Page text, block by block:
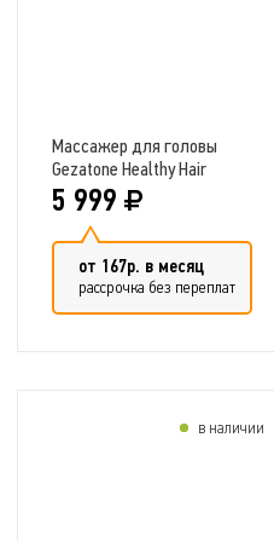
Массажер для головы
Gezatone Healthy Hair
System HS575
5 999
от 167р. в месяц
рассрочка без переплат
в наличии